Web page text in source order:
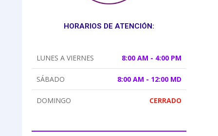
HORARIOS DE ATENCIÓN:
LUNES A VIERNES 8:00 AM - 4:00 PM
SÁBADO 8:00 AM - 12:00 MD
DOMINGO CERRADO